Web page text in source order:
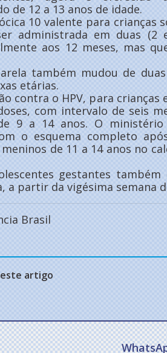
de 12 a 13 anos de idade.
10 valente para crianças
administrada em duas (2
aos 12 meses, mas
também mudou de
etárias.
contra o HPV, para
com intervalo de seis
9 a 14 anos. O
o esquema completo
de 11 a 14 anos no
gestantes
a partir da vigésima semana
Brasil
artigo